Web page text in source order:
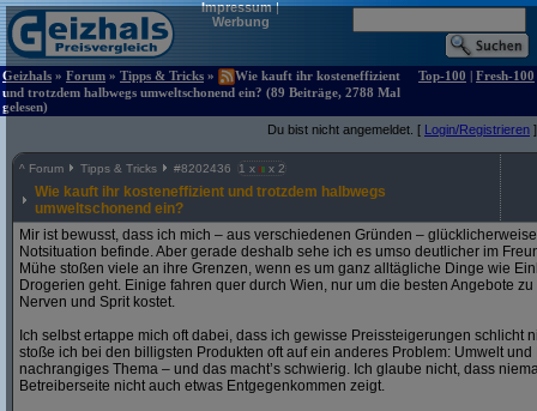
Impressum|
Werbung
Geizhals » Forum » Tipps & Tricks »
Wie kauft ihr kosteneffizient
und trotzdem halbwegs umweltschonend ein? (89 Beiträge, 2788 Mal
gelesen)
Top-100 | Fresh-100
Du bist nicht angemeldet. [ Login/Registrieren ]
^ Forum Tipps & Tricks #8202436 1 x x 2
Wie kauft ihr kosteneffizient und trotzdem halbwegs
umweltschonend ein?
Mir ist bewusst, dass ich mich – aus verschiedenen Gründen –
Notsituation befinde. Aber gerade deshalb sehe ich es umso deutlicher im
Mühe stoßen viele an ihre Grenzen, wenn es um ganz alltägliche Dinge wie
Drogerien geht. Einige fahren quer durch Wien, nur um die besten Angebote
Nerven und Sprit kostet.
Ich selbst ertappe mich oft dabei, dass ich gewisse Preissteigerungen schlicht
stoße ich bei den billigsten Produkten oft auf ein anderes Problem: Umwelt
nachrangiges Thema – und das macht’s schwierig. Ich glaube nicht, dass
Betreiberseite nicht auch etwas Entgegenkommen zeigt.